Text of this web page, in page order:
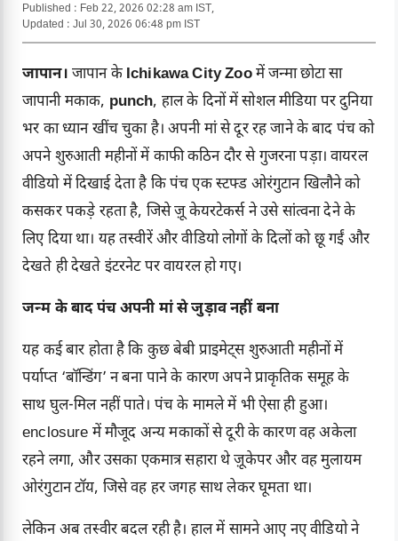
Published : Feb 22, 2026 02:28 am IST,
Updated : Jul 30, 2026 06:48 pm IST
जापान। जापान के Ichikawa City Zooमें जन्मा छोटा सा
जापानी मकाक, punch, हाल के दिनों में सोशल मीडिया पर दुनिया
भर का ध्यान खींच चुका है। अपनी मां से दूर रह जाने के बाद पंच को
अपने शुरुआती महीनों में काफी कठिन दौर से गुजरना पड़ा। वायरल
वीडियो में दिखाई देता है कि पंच एक स्टफ्ड ओरंगुटान खिलौने को
कसकर पकड़े रहता है, जिसे ज़ू केयरटेकर्स ने उसे सांत्वना देने के
लिए दिया था। यह तस्वीरें और वीडियो लोगों के दिलों को छू गईं और
देखते ही देखते इंटरनेट पर वायरल हो गए।
जन्म के बाद पंच अपनी मां से जुड़ाव नहीं बना
यह कई बार होता है कि कुछ बेबी प्राइमेट्स शुरुआती महीनों में
पर्याप्त ‘बॉन्डिंग’ न बना पाने के कारण अपने प्राकृतिक समूह के
साथ घुल-मिल नहीं पाते। पंच के मामले में भी ऐसा ही हुआ।
enclosure में मौजूद अन्य मकाकों से दूरी के कारण वह अकेला
रहने लगा, और उसका एकमात्र सहारा थे ज़ूकेपर और वह मुलायम
ओरंगुटान टॉय, जिसे वह हर जगह साथ लेकर घूमता था।
लेकिन अब तस्वीर बदल रही है। हाल में सामने आए नए वीडियो ने